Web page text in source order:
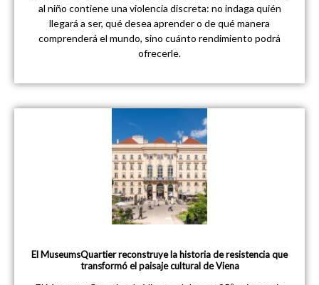
al niño contiene una violencia discreta: no indaga quién
llegará a ser, qué desea aprender o de qué manera
comprenderá el mundo, sino cuánto rendimiento podrá
ofrecerle.
El MuseumsQuartier reconstruye la historia de resistencia que
transformó el paisaje cultural de Viena